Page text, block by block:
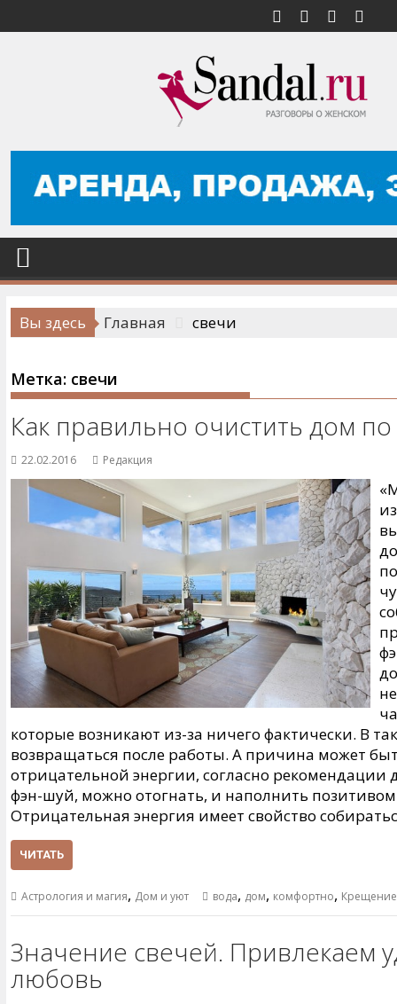
к
Вы здесь Главная свечи
Метка: свечи
Как правильно очистить дом
22.02.2016 Редакция
которые возникают из-за ничего фактически. В
возвращаться после работы. А причина может
отрицательной энергии, согласно рекомендации
фэн-шуй, можно отогнать, и наполнить
Отрицательная энергия имеет свойство
ЧИТАТЬ
Астрология и магия, Дом и уют вода, дом, комфортно, Крещение
Значение свечей. Привлекаем
любовь